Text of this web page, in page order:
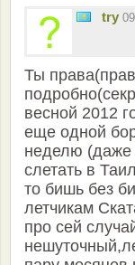
try
Ты
весной 2012
еще одной
неделю (даже
слетать в
то бишь без
летчикам
про сей